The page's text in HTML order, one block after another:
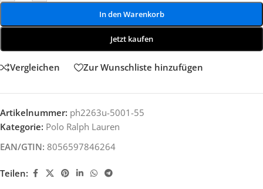
In den Warenkorb
Jetzt kaufen
Vergleichen Zur Wunschliste hinzufügen
Artikelnummer: ph2263u-5001-55
Kategorie: Polo Ralph Lauren
EAN/GTIN: 8056597846264
Teilen: